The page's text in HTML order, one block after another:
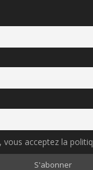
vous acceptez la